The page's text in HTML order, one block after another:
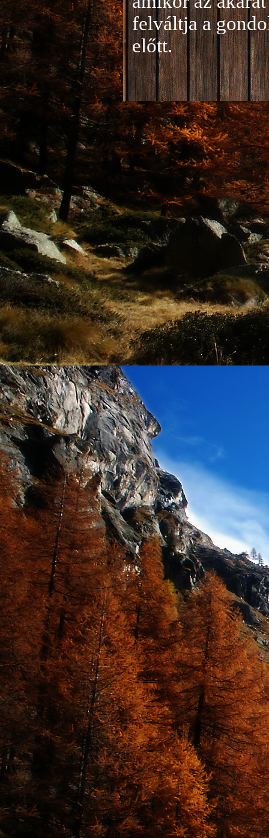
felváltja a
előtt.
Jelentkezés a
A
folyamatosan
benyújtása a je
történik mind
személyesen.
személyesen a
címen tudjátok
Kérelmeteket
amennyiben
ovi bejárata a
nyíló
Szeretettel
Elérhetőségek
Dr. Göllner
2081 Piliscsaba,
e-mail:
telefonszám:
Dr. Göllner
2081 Piliscsaba,
e-mail:
telefonszám:
adószám: